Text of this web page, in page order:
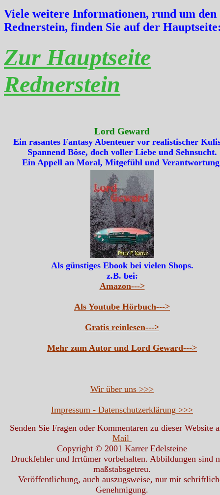
Viele weitere Informationen, rund um den
Rednerstein, finden Sie auf der
Zur Hauptseite
Rednerstein
Lord Geward
Ein rasantes Fantasy Abenteuer vor realistischer
Spannend Böse, doch voller Liebe und Sehnsucht.
Ein Appell an Moral, Mitgefühl und
Als günstiges Ebook bei vielen Shops.
z.B. bei:
Amazon--->
Als Youtube Hörbuch--->
Gratis reinlesen--->
Mehr zum Autor und Lord Geward--->
Wir über uns >>>
Impressum - Datenschutzerklärung >>>
Senden Sie Fragen oder Kommentaren zu dieser Website
Mail
Copyright © 2001 Karrer Edelsteine
Druckfehler und Irrtümer vorbehalten. Abbildungen sind
maßstabsgetreu.
Veröffentlichung, auch auszugsweise, nur mit
Genehmigung.